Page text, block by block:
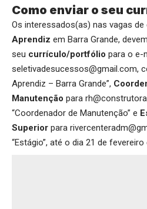
Como enviar o seu
Os interessados(as) nas vagas de
Aprendiz em Barra Grande,
seu currículo/portfólio para o e-
seletivadesucessos@gmail.com,
Aprendiz – Barra Grande”,
Manutenção para
“Coordenador de Manutenção” e
Superior para
“Estágio”, até o dia 21 de fevereiro